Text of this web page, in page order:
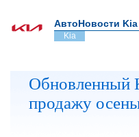
АвтоНовости Kia
Kia
Обновленный
продажу